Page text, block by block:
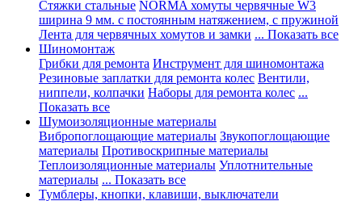
Стяжки стальные NORMA хомуты червячные W3
ширина 9 мм. с постоянным натяжением, с пружиной
Лента для червячных хомутов и замки ... Показать все
Шиномонтаж
Грибки для ремонта Инструмент для шиномонтажа
Резиновые заплатки для ремонта колес Вентили,
ниппели, колпачки Наборы для ремонта колес ...
Показать все
Шумоизоляционные материалы
Вибропоглощающие материалы Звукопоглощающие
материалы Противоскрипные материалы
Теплоизоляционные материалы Уплотнительные
материалы ... Показать все
Тумблеры, кнопки, клавиши, выключатели